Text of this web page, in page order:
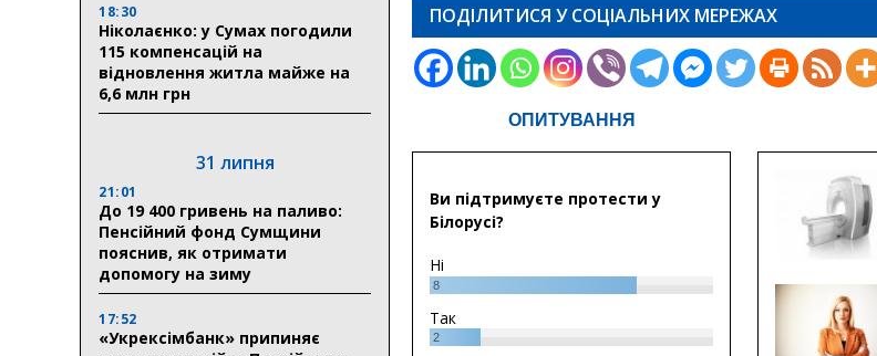
18:30
Ніколаєнко: у Сумах погодили
115 компенсацій на
відновлення житла майже на
6,6 млн грн
31 липня
21:01
До 19 400 гривень на паливо:
Пенсійний фонд Сумщини
пояснив, як отримати
допомогу на зиму
17:52
«Укрексімбанк» припиняє
ПОДІЛИТИСЯ У СОЦІАЛЬНИХ МЕРЕЖАХ
ОПИТУВАННЯ
Ви підтримуєте протести у
Білорусі?
Ні
8
Так
2